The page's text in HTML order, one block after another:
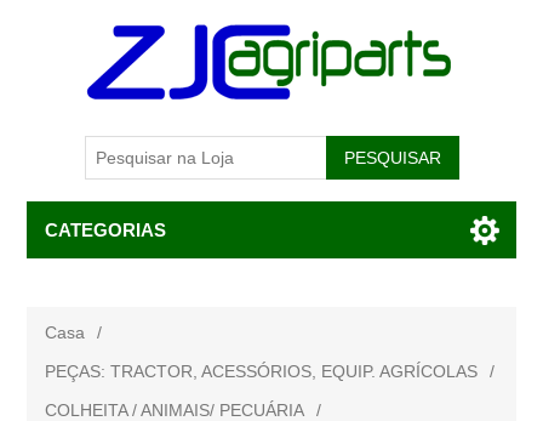
CATEGORIAS
Casa
/
PEÇAS: TRACTOR, ACESSÓRIOS, EQUIP. AGRÍCOLAS
/
COLHEITA / ANIMAIS/ PECUÁRIA
/